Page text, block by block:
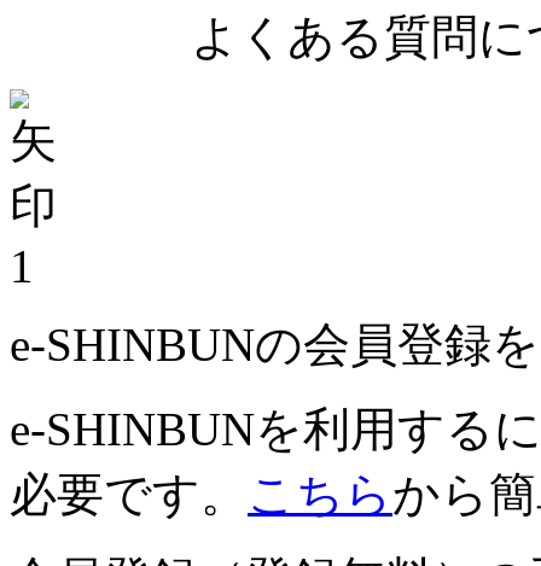
よくある質問に
1
e-SHINBUNの会員登録
e-SHINBUNを利用する
必要です。 こちらから